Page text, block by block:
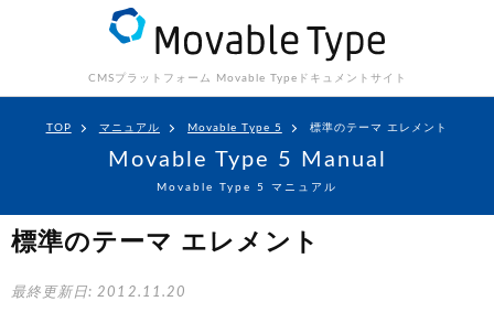
CMSプラットフォーム Movable Type ドキュメントサイト
TOP マニュアル Movable Type 5 標準のテーマ エレメント
Movable Type 5 Manual
Movable Type 5 マニュアル
標準のテーマ エレメント
最終更新日: 2012.11.20